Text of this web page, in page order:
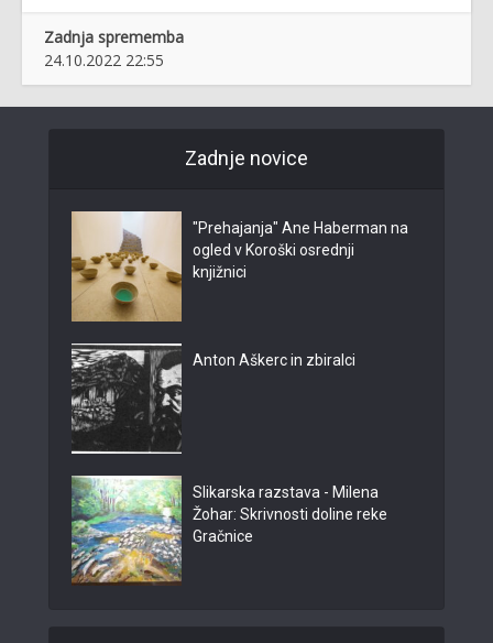
Zadnja sprememba
24.10.2022 22:55
Zadnje novice
"Prehajanja" Ane Haberman na
ogled v Koroški osrednji
knjižnici
Anton Aškerc in zbiralci
Slikarska razstava - Milena
Žohar: Skrivnosti doline reke
Gračnice